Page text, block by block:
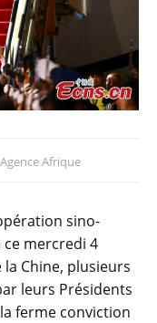
Agence Afrique
sino-
ce mercredi 4
Chine, plusieurs
leurs Présidents
ferme conviction